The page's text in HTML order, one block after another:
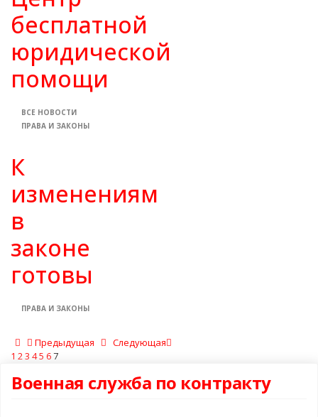
бесплатной
юридической
помощи
ВСЕ НОВОСТИ
ПРАВА И ЗАКОНЫ
К
изменениям
в
законе
готовы
ПРАВА И ЗАКОНЫ
Предыдущая
Следующая
1 23 45 67
Военная служба по контракту